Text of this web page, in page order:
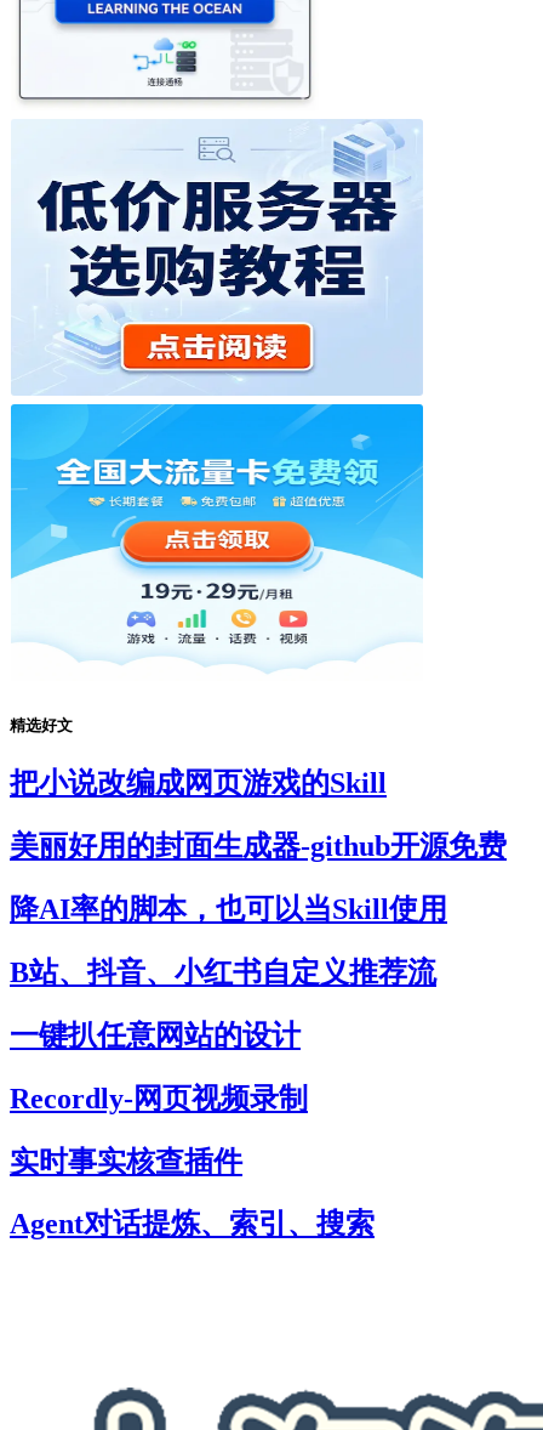
精选好文
把小说改编成网页游戏的Skill
美丽好用的封面生成器-github开源免费
降AI率的脚本，也可以当Skill使用
B站、抖音、小红书自定义推荐流
一键扒任意网站的设计
Recordly-网页视频录制
实时事实核查插件
Agent对话提炼、索引、搜索